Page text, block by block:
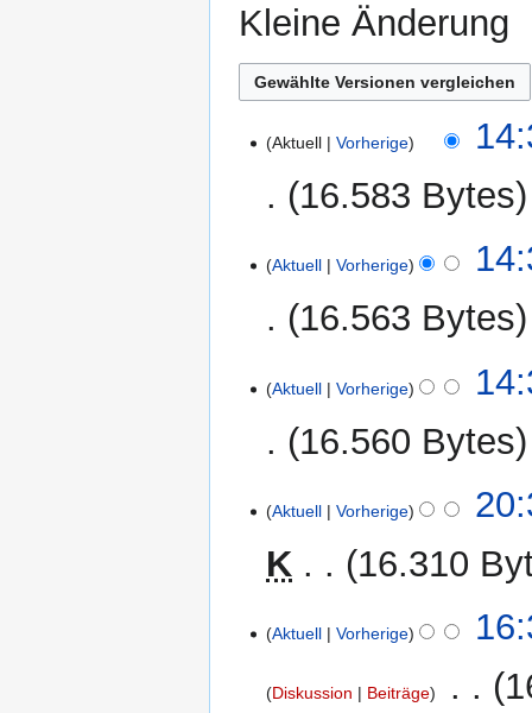
Kleine Änderung
Februar
Aktuell Vorherige
16.583 Bytes
Aktuell Vorherige
16.563 Bytes
Aktuell Vorherige
16.560 Bytes
AugustAktuell Vorherige
K
16.310
JanuarAktuell Vorherige
Diskussion Beiträge